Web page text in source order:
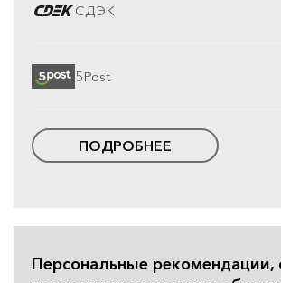
СДЭК
5Post
ПОДРОБНЕЕ
Персональные рекомендации,